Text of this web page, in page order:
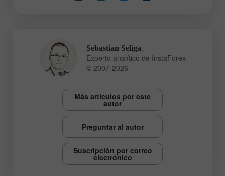
Sebastian Seliga
Experto analítico de InstaForex
© 2007-2026
Más artículos por este
autor
Preguntar al autor
Suscripción por correo
electrónico